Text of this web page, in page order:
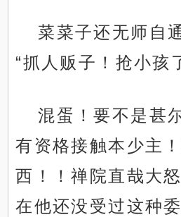
菜菜子还无师自
“抓人贩子！抢小孩
混蛋！要不是甚
有资格接触本少主
西！！禅院直哉大
在他还没受过这种